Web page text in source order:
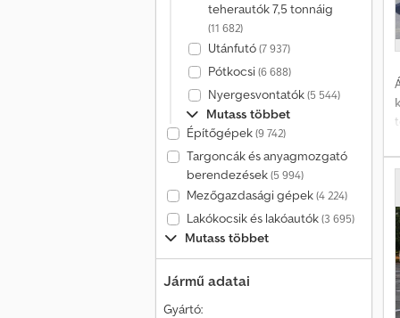
teherautók 7,5 tonnáig
(11 682)
Utánfutó(7 937)
Pótkocsi(6 688)
Nyergesvontatók(5 544)
Mutass többet
Építőgépek(9 742)
Targoncák és anyagmozgató
berendezések(5 994)
Mezőgazdasági gépek(4 224)
Lakókocsik és lakóautók(3 695)
Mutass többet
Jármű adatai
Gyártó: